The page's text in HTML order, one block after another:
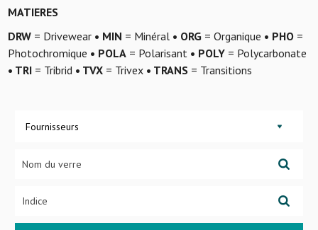
MATIERES
DRW= Drivewear • MIN = Minéral • ORG= Organique • PHO=
Photochromique • POLA= Polarisant • POLY= Polycarbonate
• TRI= Tribrid • TVX= Trivex • TRANS= Transitions
Fournisseurs